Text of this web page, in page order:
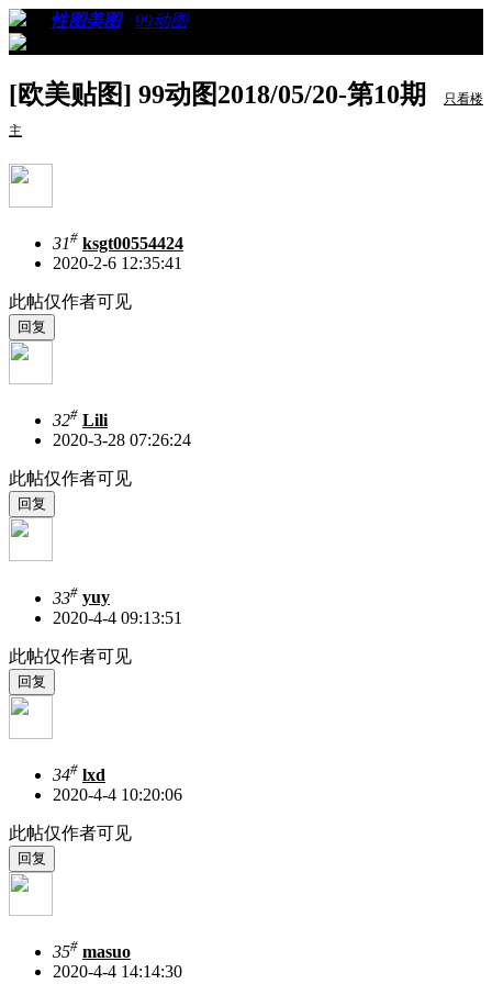
性图美图 99动图
[欧美贴图] 99动图2018/05/20-第10期 只看楼
主
31# ksgt00554424
2020-2-6 12:35:41
此帖仅作者可见
32# Lili
2020-3-28 07:26:24
此帖仅作者可见
33# yuy
2020-4-4 09:13:51
此帖仅作者可见
34# lxd
2020-4-4 10:20:06
此帖仅作者可见
35# masuo
2020-4-4 14:14:30